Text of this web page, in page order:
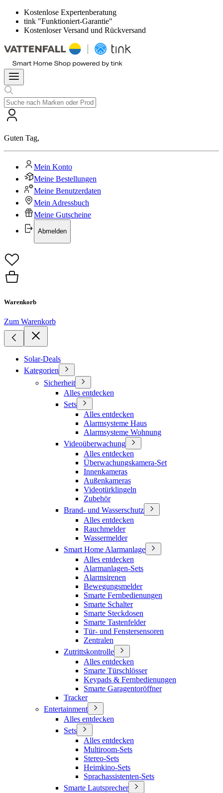
Kostenlose Expertenberatung
tink "Funktioniert-Garantie"
Kostenloser Versand und Rückversand
Guten Tag,
Mein Konto
Meine Bestellungen
Meine Benutzerdaten
Mein Adressbuch
Meine Gutscheine
Abmelden
Warenkorb
Zum Warenkorb
Solar-Deals
Kategorien
Sicherheit
Alles entdecken
Sets
Alles entdecken
Alarmsysteme Haus
Alarmsysteme Wohnung
Videoüberwachung
Alles entdecken
Überwachungskamera-Set
Innenkameras
Außenkameras
Videotürklingeln
Zubehör
Brand- und Wasserschutz
Alles entdecken
Rauchmelder
Wassermelder
Smart Home Alarmanlage
Alles entdecken
Alarmanlagen-Sets
Alarmsirenen
Bewegungsmelder
Smarte Fernbedienungen
Smarte Schalter
Smarte Steckdosen
Smarte Tastenfelder
Tür- und Fenstersensoren
Zentralen
Zutrittskontrolle
Alles entdecken
Smarte Türschlösser
Keypads & Fernbedienungen
Smarte Garagentoröffner
Tracker
Entertainment
Alles entdecken
Sets
Alles entdecken
Multiroom-Sets
Stereo-Sets
Heimkino-Sets
Sprachassistenten-Sets
Smarte Lautsprecher